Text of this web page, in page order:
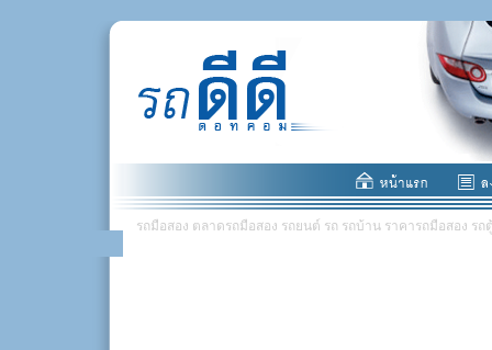
รถมือสอง ตลาดรถมือสอง รถยนต์ รถ รถบ้าน ราคารถมือสอง รถ